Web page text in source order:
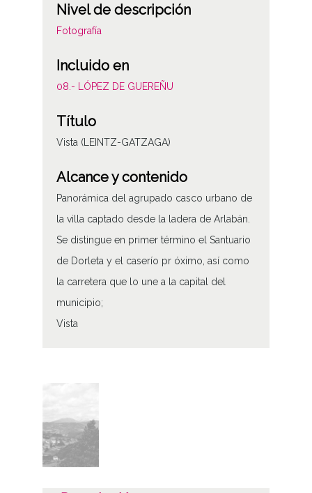
Nivel de descripción
Fotografía
Incluido en
08.- LÓPEZ DE GUEREÑU
Título
Vista (LEINTZ-GATZAGA)
Alcance y contenido
Panorámica del agrupado casco urbano de
la villa captado desde la ladera de Arlabán.
Se distingue en primer término el Santuario
de Dorleta y el caserío pr óximo, así como
la carretera que lo une a la capital del
municipio;
Vista
Características del soporte
Tipo de imagen: Positivos Imagen Final:
Plata;